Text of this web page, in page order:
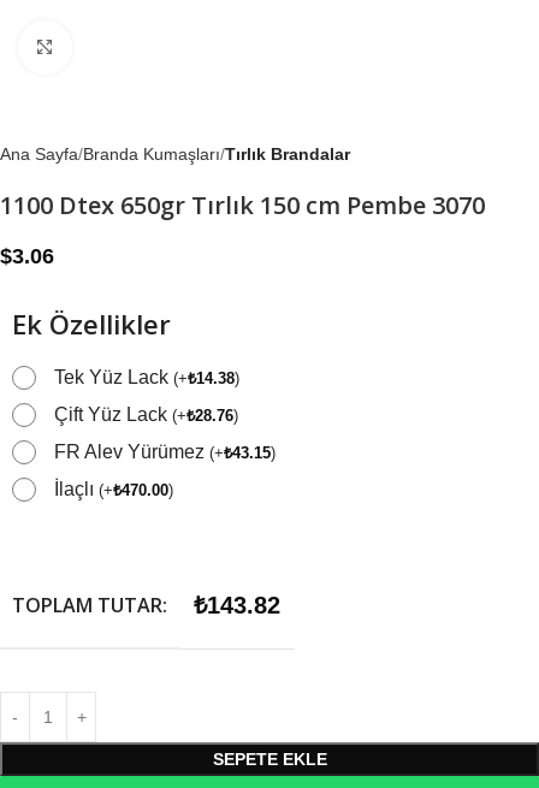
Ana Sayfa Branda Kumaşları Tırlık Brandalar
1100 Dtex 650gr Tırlık 150 cm Pembe 3070
$3.06
Ek Özellikler
Tek Yüz Lack (+₺14.38)
Çift Yüz Lack (+₺28.76)
FR Alev Yürümez (+₺43.15)
İlaçlı (+₺470.00)
TOPLAM TUTAR: ₺143.82
SEPETE EKLE